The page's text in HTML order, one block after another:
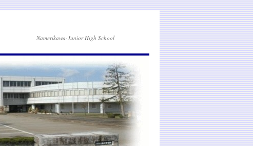
Namerikawa-Junior High School